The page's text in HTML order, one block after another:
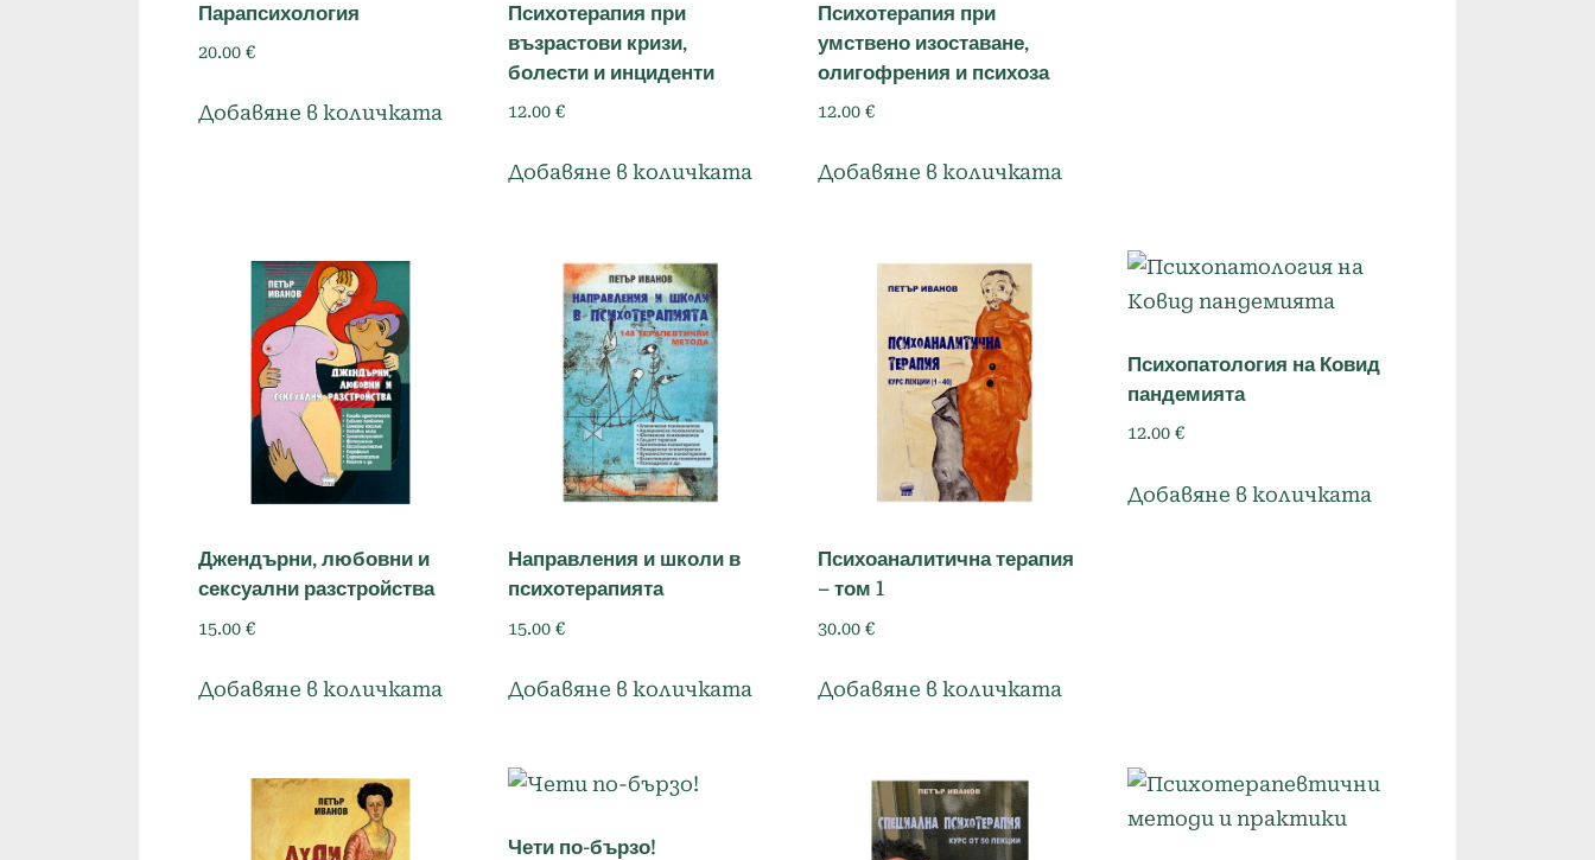
Парапсихология
20.00 €
Добавяне в количката
Психотерапия при
възрастови кризи,
болести и инциденти
12.00€
Добавяне в количката
Психотерапия при
умствено изоставане,
олигофрения и психоза
12.00€
Добавяне в количката
Джендърни, любовни и
сексуални разстройства
15.00 €
Добавяне в количката
Направления и школи в
психотерапията
15.00€
Добавяне в количката
Психоаналитична терапия
– том 1
30.00€
Добавяне в количката
Психопатология на Ковид
пандемията
12.00€
Добавяне в количката
Чети по-бързо!